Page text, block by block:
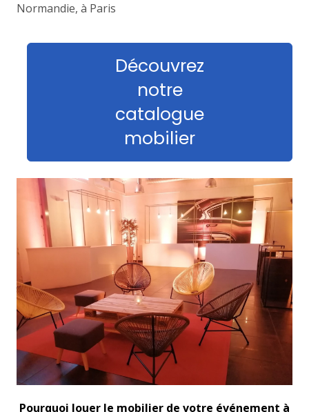
Normandie, à Paris
Découvrez
notre
catalogue
mobilier
Pourquoi louer le mobilier de votre événement à